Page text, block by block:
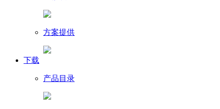
方案提供
下载
产品目录